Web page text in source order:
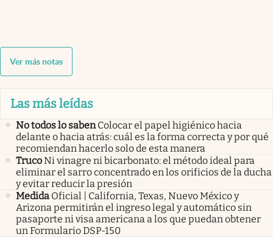
Ver más notas
Las más leídas
No todos lo saben Colocar el papel higiénico hacia
delante o hacia atrás: cuál es la forma correcta y por qué
recomiendan hacerlo solo de esta manera
TrucoNi vinagre ni bicarbonato: el método ideal para
eliminar el sarro concentrado en los orificios de la ducha
y evitar reducir la presión
Medida Oficial | California, Texas, Nuevo México y
Arizona permitirán el ingreso legal y automático sin
pasaporte ni visa americana a los que puedan obtener
un Formulario DSP-150